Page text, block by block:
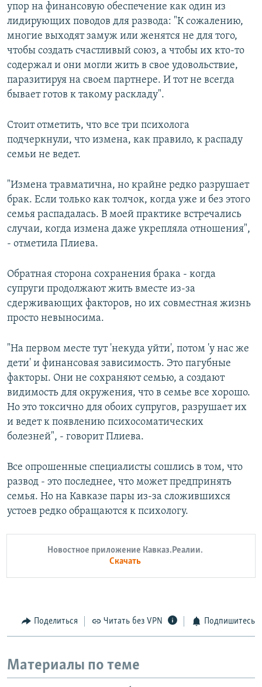
упор на финансовую обеспечение как один из
лидирующих поводов для развода: "К сожалению,
многие выходят замуж или женятся не для того,
чтобы создать счастливый союз, а чтобы их кто-то
содержал и они могли жить в свое удовольствие,
паразитируя на своем партнере. И тот не всегда
бывает готов к такому раскладу".
Стоит отметить, что все три психолога
подчеркнули, что измена, как правило, к распаду
семьи не ведет.
"Измена травматична, но крайне редко разрушает
брак. Если только как толчок, когда уже и без этого
семья распадалась. В моей практике встречались
случаи, когда измена даже укрепляла отношения",
- отметила Плиева.
Обратная сторона сохранения брака - когда
супруги продолжают жить вместе из-за
сдерживающих факторов, но их совместная жизнь
просто невыносима.
"На первом месте тут 'некуда уйти', потом 'у нас же
дети' и финансовая зависимость. Это пагубные
факторы. Они не сохраняют семью, а создают
видимость для окружения, что в семье все хорошо.
Но это токсично для обоих супругов, разрушает их
и ведет к появлению психосоматических
болезней", - говорит Плиева.
Все опрошенные специалисты сошлись в том, что
развод - это последнее, что может предпринять
семья. Но на Кавказе пары из-за сложившихся
устоев редко обращаются к психологу.
Новостное приложение Кавказ.Реалии.
Скачать
Поделиться Читать без VPN Подпишитесь
Материалы по теме